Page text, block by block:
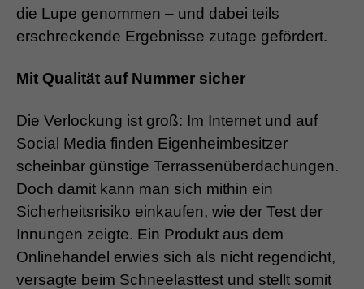
die Lupe genommen – und dabei teils
erschreckende Ergebnisse zutage gefördert.
Mit Qualität auf Nummer sicher
Die Verlockung ist groß: Im Internet und auf
Social Media finden Eigenheimbesitzer
scheinbar günstige Terrassenüberdachungen.
Doch damit kann man sich mithin ein
Sicherheitsrisiko einkaufen, wie der Test der
Innungen zeigte. Ein Produkt aus dem
Onlinehandel erwies sich als nicht regendicht,
versagte beim Schneelasttest und stellt somit